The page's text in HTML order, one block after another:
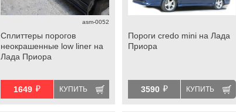
asm-0052
Сплиттеры порогов
неокрашенные low liner на
Лада Приора
1649 й КУПИТЬ
Пороги credo mini на Лада
Приора
3590 й КУПИТЬ